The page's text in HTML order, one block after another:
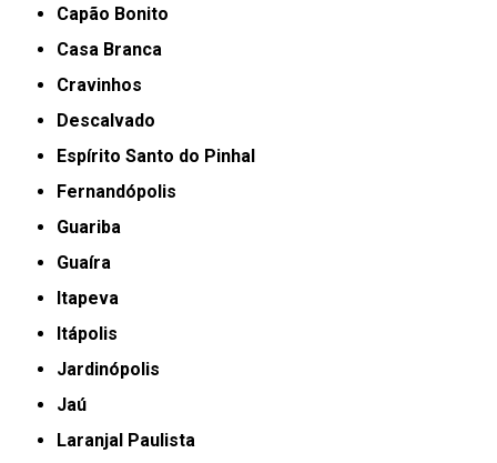
Capão Bonito
Casa Branca
Cravinhos
Descalvado
Espírito Santo do Pinhal
Fernandópolis
Guariba
Guaíra
Itapeva
Itápolis
Jardinópolis
Jaú
Laranjal Paulista